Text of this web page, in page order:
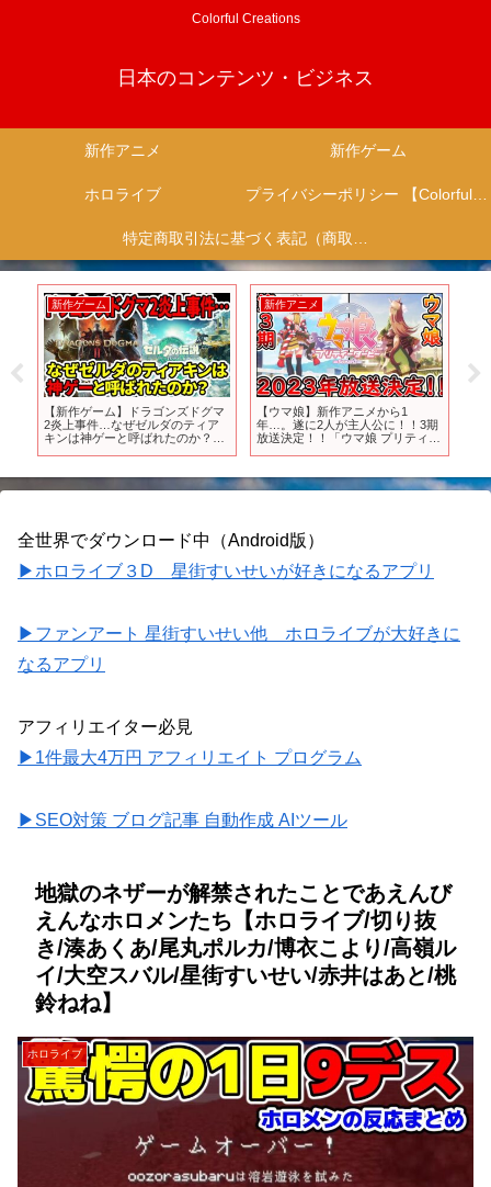
Colorful Creations
日本のコンテンツ・ビジネス
新作アニメ 新作ゲーム
ホロライブ プライバシーポリシー 【Colorful Creation】
特定商取引法に基づく表記（商取引に関する開示）
に！！3期
プリティー
】
新作ゲーム
美少女版GTA、パルワールドが登
場！？今後発売のアニメ系ゲーム
8本をまとめてみた【Neverness
新作ゲーム
【PS4】※ハードの終活開始か
2026年春から新作ゲームが”劣化
版”になると報道。PS5移行戦略
全世界でダウンロード中（Android版）
▶ホロライブ３D 星街すいせいが好きになるアプリ
▶ファンアート 星街すいせい他 ホロライブが大好きに
なるアプリ
アフィリエイター必見
▶1件最大4万円 アフィリエイト プログラム
▶SEO対策 ブログ記事 自動作成 AIツール
地獄のネザーが解禁されたことであえんび
えんなホロメンたち【ホロライブ/切り抜
き/湊あくあ/尾丸ポルカ/博衣こより/高嶺ル
イ/大空スバル/星街すいせい/赤井はあと/桃
鈴ねね】
ホロライブ